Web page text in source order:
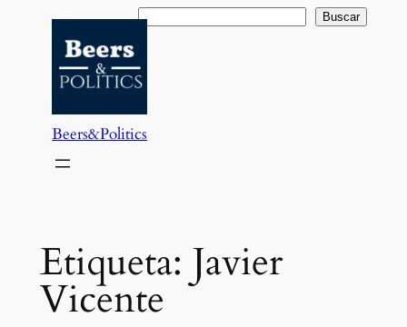
contenido
Buscar Buscar
Beers&Politics
Etiqueta: Javier
Vicente